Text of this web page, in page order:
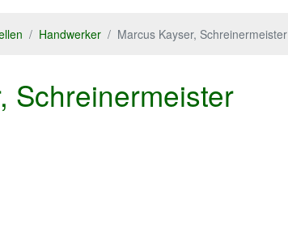
Handwerker Marcus Kayser, Schreinermeister
Schreinermeister